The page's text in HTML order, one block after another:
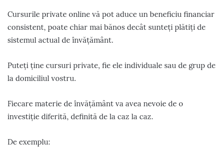
Cursurile private online vă pot aduce un beneficiu financiar
consistent, poate chiar mai bănos decât sunteți plătiți de
sistemul actual de învățământ.
Puteți ține cursuri private, fie ele individuale sau de grup de
la domiciliul vostru.
Fiecare materie de învățământ va avea nevoie de o
investiție diferită, definită de la caz la caz.
De exemplu: